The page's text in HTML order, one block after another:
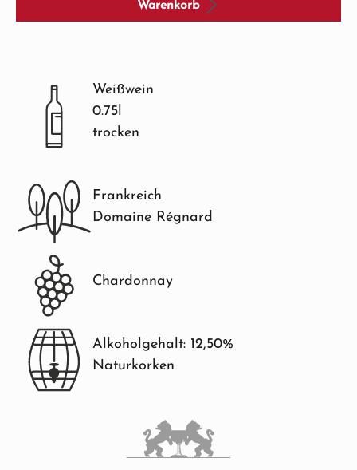
Warenkorb
Weißwein
0.75l
trocken
Frankreich
Domaine Régnard
Chardonnay
Alkoholgehalt: 12,50%
Naturkorken